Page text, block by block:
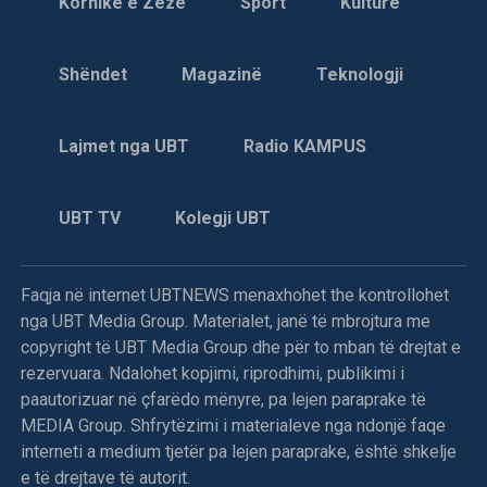
Igman, që shtrihet në zonën e ndaluar prej 20 km, në
Bruksel.
të serbëve të Bosnjës, që kohëve të fundit i përsëritën
helmetkaltërit ukrainas t’u dorëzojnë një tank T-55, dy qerre
të blinduara M-0, një bateri topash kundërajror dhe dy tri
orë më vonë e sulmuan helikopterin “Puma” të kontigjentit
francez, që kërkonte materialin e “vjedhur”.
Në bombardimet e NATO-s ndaj pozicioneve serbe morën
pjesë avionët amerikanë “A10”, mirazhët francez, jaguarët
Shëndet Magazinë Teknologji
Lajmet nga UBT Radio KAMPUS
UBT TV Kolegji UBT
Faqja në internet UBTNEWS menaxhohet the kontrollohet
nga UBT Media Group. Materialet, janë të mbrojtura me
copyright të UBT Media Group dhe për to mban të drejtat e
rezervuara. Ndalohet kopjimi, riprodhimi, publikimi i
paautorizuar në çfarëdo mënyre, pa lejen paraprake të
MEDIA Group. Shfrytëzimi i materialeve nga ndonjë faqe
interneti a medium tjetër pa lejen paraprake, është shkelje
e të drejtave të autorit.